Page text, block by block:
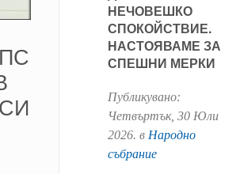
НЕЧОВЕШКО
СПОКОЙСТВИЕ.
НАСТОЯВАМЕ ЗА
СПЕШНИ МЕРКИ
Публикувано:
Четвъртък, 30 Юли
2026. в Народно
събрание